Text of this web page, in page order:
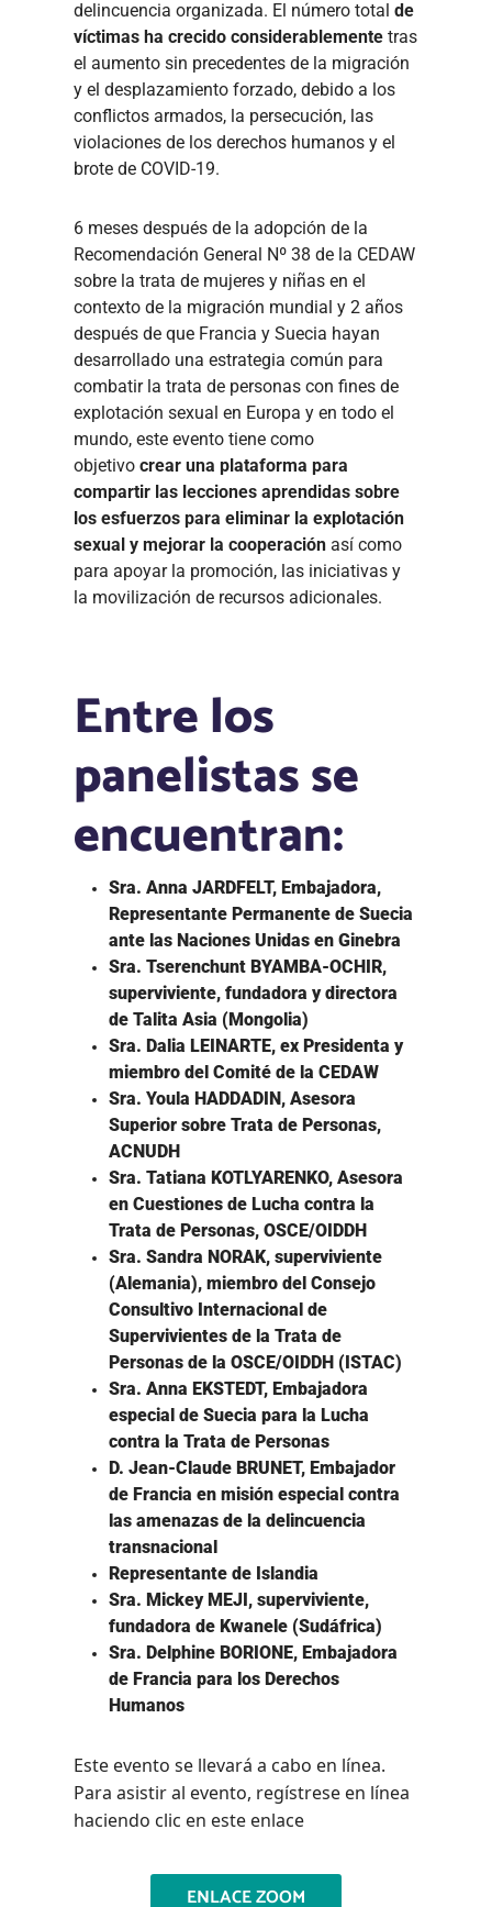
delincuencia organizada. El número totalde
víctimas ha crecido considerablementetras
el aumento sin precedentes de la migración
y el desplazamiento forzado, debido a los
conflictos armados, la persecución, las
violaciones de los derechos humanos y el
brote de COVID-19.
6 meses después de la adopción de la
Recomendación General Nº 38 de la CEDAW
sobre la trata de mujeres y niñas en el
contexto de la migración mundial y 2 años
después de que Francia y Suecia hayan
desarrollado una estrategia común para
combatir la trata de personas con fines de
explotación sexual en Europa y en todo el
mundo, este evento tiene como
objetivocrear una plataforma para
compartir las lecciones aprendidas sobre
los esfuerzos para eliminar la explotación
sexual y mejorar la cooperación así como
para apoyar la promoción, las iniciativas y
la movilización de recursos adicionales.
Entre los
panelistas se
encuentran:
Sra. Anna JARDFELT, Embajadora,
Representante Permanente de Suecia
ante las Naciones Unidas en Ginebra
Sra. Tserenchunt BYAMBA-OCHIR,
superviviente, fundadora y directora
de Talita Asia (Mongolia)
Sra. Dalia LEINARTE, ex Presidenta y
miembro del Comité de la CEDAW
Sra. Youla HADDADIN, Asesora
Superior sobre Trata de Personas,
ACNUDH
Sra. Tatiana KOTLYARENKO, Asesora
en Cuestiones de Lucha contra la
Trata de Personas, OSCE/OIDDH
Sra. Sandra NORAK, superviviente
(Alemania), miembro del Consejo
Consultivo Internacional de
Supervivientes de la Trata de
Personas de la OSCE/OIDDH (ISTAC)
Sra. Anna EKSTEDT, Embajadora
especial de Suecia para la Lucha
contra la Trata de Personas
D. Jean-Claude BRUNET, Embajador
de Francia en misión especial contra
las amenazas de la delincuencia
transnacional
Representante de Islandia
Sra. Mickey MEJI, superviviente,
fundadora de Kwanele (Sudáfrica)
Sra. Delphine BORIONE, Embajadora
de Francia para los Derechos
Humanos
Este evento se llevará a cabo en línea.
Para asistir al evento, regístrese en línea
haciendo clic en este enlace
ENLACE ZOOM